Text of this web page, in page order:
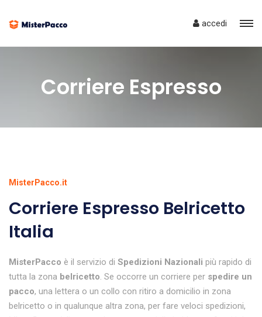
accedi
Corriere Espresso
MisterPacco.it
Corriere Espresso Belricetto
Italia
MisterPacco è il servizio di Spedizioni Nazionali più rapido di
tutta la zona belricetto. Se occorre un corriere per spedire un
pacco, una lettera o un collo con ritiro a domicilio in zona
belricetto o in qualunque altra zona, per fare veloci spedizioni,